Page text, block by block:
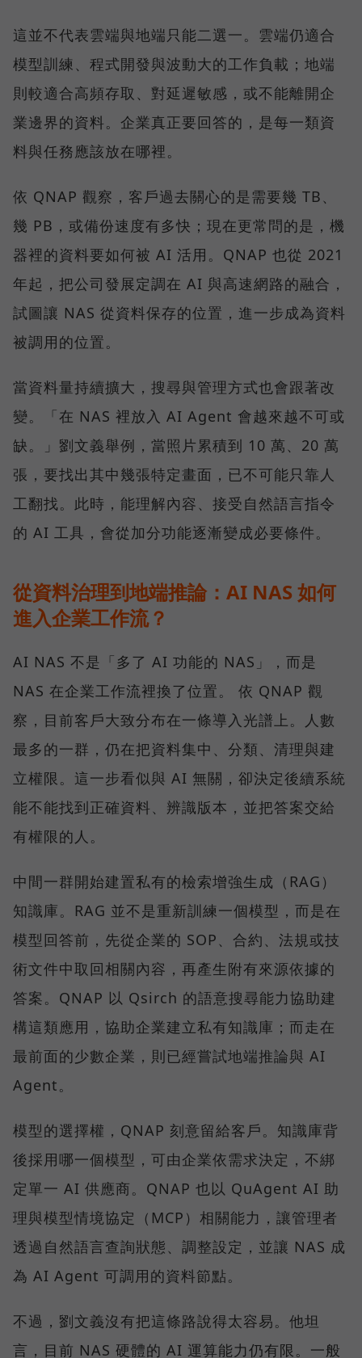
這並不代表雲端與地端只能二選一。雲端仍適合
模型訓練、程式開發與波動大的工作負載；地端
則較適合高頻存取、對延遲敏感，或不能離開企
業邊界的資料。企業真正要回答的，是每一類資
料與任務應該放在哪裡。
依 QNAP 觀察，客戶過去關心的是需要幾 TB、
幾 PB，或備份速度有多快；現在更常問的是，機
器裡的資料要如何被 AI 活用。QNAP 也從 2021
年起，把公司發展定調在 AI 與高速網路的融合，
試圖讓 NAS 從資料保存的位置，進一步成為資料
被調用的位置。
當資料量持續擴大，搜尋與管理方式也會跟著改
變。「在 NAS 裡放入 AI Agent 會越來越不可或
缺。」劉文義舉例，當照片累積到 10 萬、20 萬
張，要找出其中幾張特定畫面，已不可能只靠人
工翻找。此時，能理解內容、接受自然語言指令
的 AI 工具，會從加分功能逐漸變成必要條件。
從資料治理到地端推論：AI NAS 如何
進入企業工作流？
AI NAS 不是「多了 AI 功能的 NAS」，而是
NAS 在企業工作流裡換了位置。 依 QNAP 觀
察，目前客戶大致分布在一條導入光譜上。人數
最多的一群，仍在把資料集中、分類、清理與建
立權限。這一步看似與 AI 無關，卻決定後續系統
能不能找到正確資料、辨識版本，並把答案交給
有權限的人。
中間一群開始建置私有的檢索增強生成（RAG）
知識庫。RAG 並不是重新訓練一個模型，而是在
模型回答前，先從企業的 SOP、合約、法規或技
術文件中取回相關內容，再產生附有來源依據的
答案。QNAP 以 Qsirch 的語意搜尋能力協助建
構這類應用，協助企業建立私有知識庫；而走在
最前面的少數企業，則已經嘗試地端推論與 AI
Agent。
模型的選擇權，QNAP 刻意留給客戶。知識庫背
後採用哪一個模型，可由企業依需求決定，不綁
定單一 AI 供應商。QNAP 也以 QuAgent AI 助
理與模型情境協定（MCP）相關能力，讓管理者
透過自然語言查詢狀態、調整設定，並讓 NAS 成
為 AI Agent 可調用的資料節點。
不過，劉文義沒有把這條路說得太容易。他坦
言，目前 NAS 硬體的 AI 運算能力仍有限。一般